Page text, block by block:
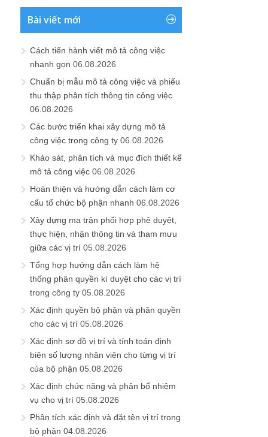
Bài viết mới
Cách tiến hành viết mô tả công việc
nhanh gọn 06.08.2026
Chuẩn bị mẫu mô tả công việc và phiếu
thu thập phân tích thông tin công việc
06.08.2026
Các bước triển khai xây dựng mô tả
công việc trong công ty 06.08.2026
Khảo sát, phân tích và mục đích thiết kế
mô tả công việc 06.08.2026
Hoàn thiện và hướng dẫn cách làm cơ
cấu tổ chức bộ phận nhanh 06.08.2026
Xây dựng ma trận phối hợp phê duyệt,
thực hiện, nhận thông tin và tham mưu
giữa các vị trí 05.08.2026
Tổng hợp hướng dẫn cách làm hệ
thống phân quyền kí duyệt cho các vị trí
trong công ty 05.08.2026
Xác định quyền bộ phận và phân quyền
cho các vị trí 05.08.2026
Xác định sơ đồ vị trí và tính toán định
biên số lượng nhân viên cho từng vị trí
của bộ phận 05.08.2026
Xác định chức năng và phân bổ nhiệm
vụ cho vị trí 05.08.2026
Phân tích xác định và đặt tên vị trí trong
bộ phận 04.08.2026